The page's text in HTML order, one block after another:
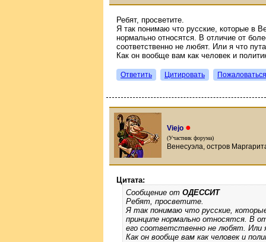
Ребят, просветите.
Я так понимаю что русские, которые в
нормально относятся. В отличие от
соответственно не любят. Или я что
Как он вообще вам как человек и
Ответить Цитировать Пожаловаться
Viejo ●
(Участник форума)
Венесуэла, остров
Цитата:
Сообщение от ОДЕССИТ
Ребят, просветите.
Я так понимаю что русские,
принципе нормально относятся. В
его соответственно не любят. Или
Как он вообще вам как человек и